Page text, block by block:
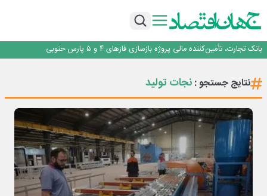
برگزاری آیین نکوداشت فعالان مواکب مرز شلمچه توسط شهرداری منطقه یک
منطقه‌ای
بانک تجارت، تأمین‌کننده مالی پروژه بازسازی فازهای ۴ و ۵ پارس حنوبی
برنده این رقابت داستان‌نویسی، انسان نبود!
برگزاری آیین نکوداشت فعالان مواکب مرز شلمچه توسط شهرداری منطقه یک
منطقه‌ای
نتایج جستجو :نجات تولید